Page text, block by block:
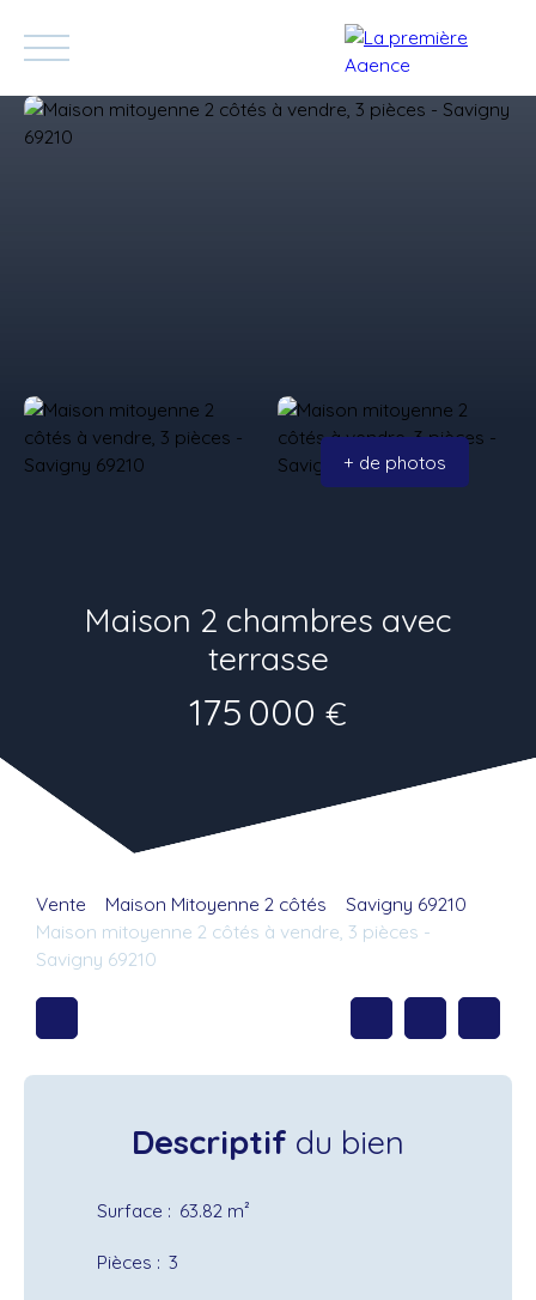
+ de photos
Maison 2 chambres avec
terrasse
175 000 €
Vente Maison Mitoyenne 2 côtés
Savigny 69210
Maison mitoyenne 2 côtés à vendre, 3 pièces -
Savigny 69210
Descriptif du bien
Surface : 63.82 m²
Pièces : 3